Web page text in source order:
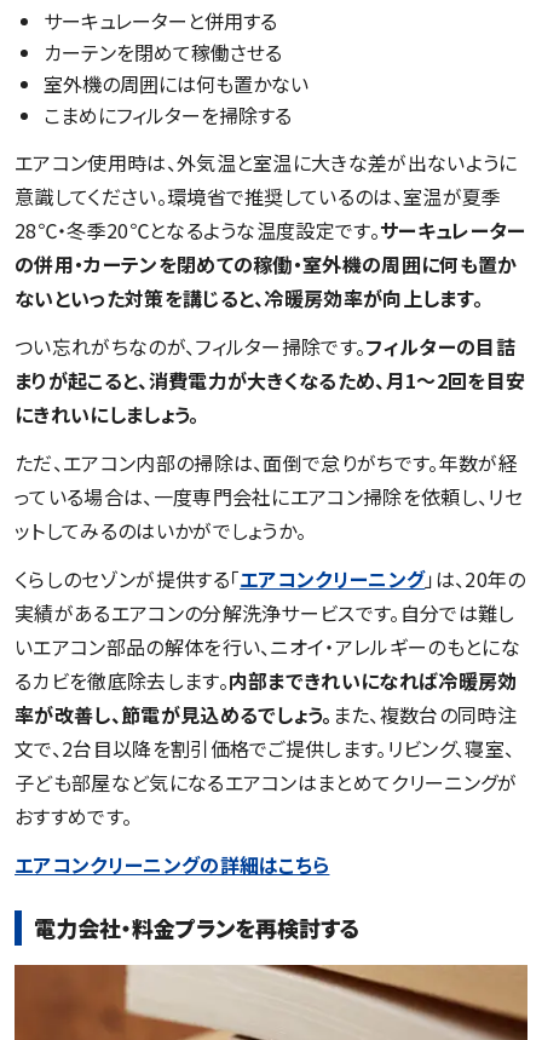
サーキュレーターと併用する
カーテンを閉めて稼働させる
室外機の周囲には何も置かない
こまめにフィルターを掃除する
エアコン使用時は、外気温と室温に大きな差が出ないように
意識してください。環境省で推奨しているのは、室温が夏季
28℃・冬季20℃となるような温度設定です。サーキュレーター
の併用・カーテンを閉めての稼働・室外機の周囲に何も置か
ないといった対策を講じると、冷暖房効率が向上します。
つい忘れがちなのが、フィルター掃除です。フィルターの目詰
まりが起こると、消費電力が大きくなるため、月1～2回を目安
にきれいにしましょう。
ただ、エアコン内部の掃除は、面倒で怠りがちです。年数が経
っている場合は、一度専門会社にエアコン掃除を依頼し、リセ
ットしてみるのはいかがでしょうか。
くらしのセゾンが提供する「エアコンクリーニング」は、20年の
実績があるエアコンの分解洗浄サービスです。自分では難し
いエアコン部品の解体を行い、ニオイ・アレルギーのもとにな
るカビを徹底除去します。内部まできれいになれば冷暖房効
率が改善し、節電が見込めるでしょう。 また、複数台の同時注
文で、2台目以降を割引価格でご提供します。リビング、寝室、
子ども部屋など気になるエアコンはまとめてクリーニングが
おすすめです。
エアコンクリーニングの詳細はこちら
電力会社・料金プランを再検討する